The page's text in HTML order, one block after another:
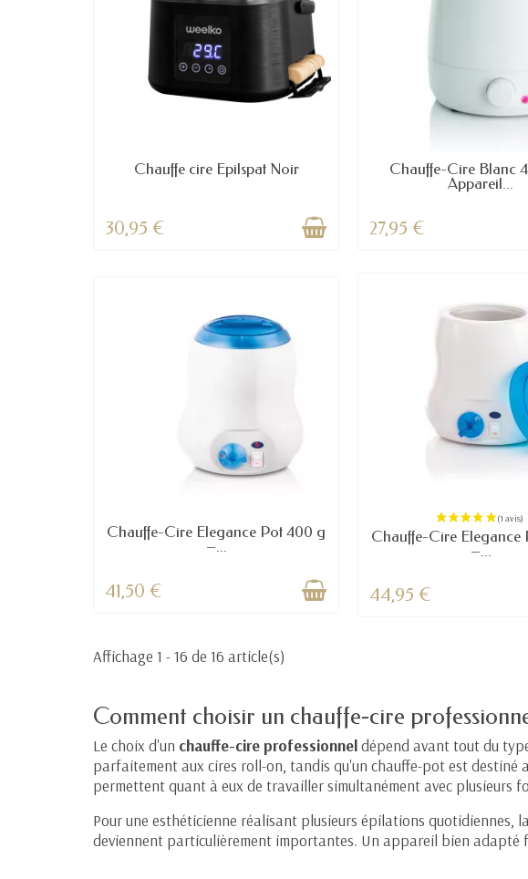
Chauffe cire Epilspat Noir
30,95 €
Chauffe-Cire Blanc
Appareil...
27,95 €
Chauffe-Cire Elegance Pot 400 g
–...
41,50 €
Chauffe-Cire Elegance
–...
44,95 €
Affichage 1 - 16 de 16 article(s)
Comment choisir un chauffe-cire
Le choix d'un chauffe-cire professionneldépend avant tout du
parfaitement aux cires roll-on, tandis qu'un chauffe-pot est destiné
permettent quant à eux de travailler simultanément avec plusieurs
Pour une esthéticienne réalisant plusieurs épilations
deviennent particulièrement importantes. Un appareil bien